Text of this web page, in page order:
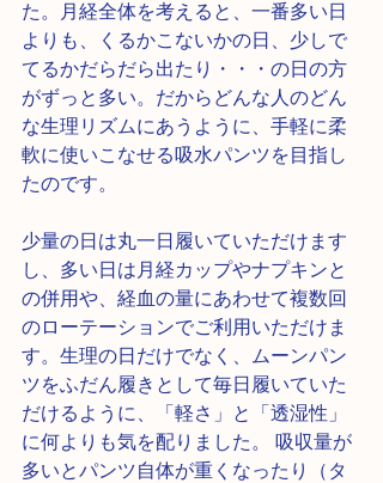
た。月経全体を考えると、一番多い日
よりも、くるかこないかの日、少しで
てるかだらだら出たり・・・の日の方
がずっと多い。だからどんな人のどん
な生理リズムにあうように、手軽に柔
軟に使いこなせる吸水パンツを目指し
たのです。
少量の日は丸一日履いていただけます
し、多い日は月経カップやナプキンと
の併用や、経血の量にあわせて複数回
のローテーションでご利用いただけま
す。生理の日だけでなく、ムーンパン
ツをふだん履きとして毎日履いていた
だけるように、「軽さ」と「透湿性」
に何よりも気を配りました。 吸収量が
多いとパンツ自体が重くなったり（タ